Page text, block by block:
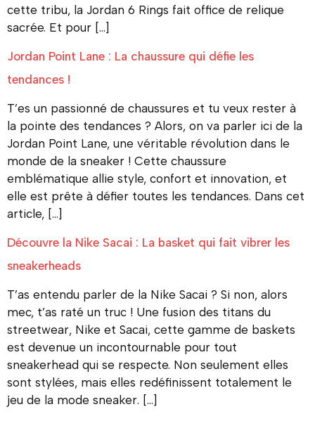
cette tribu, la Jordan 6 Rings fait office de relique
sacrée. Et pour […]
Jordan Point Lane : La chaussure qui défie les
tendances !
T’es un passionné de chaussures et tu veux rester à
la pointe des tendances ? Alors, on va parler ici de la
Jordan Point Lane, une véritable révolution dans le
monde de la sneaker ! Cette chaussure
emblématique allie style, confort et innovation, et
elle est prête à défier toutes les tendances. Dans cet
article, […]
Découvre la Nike Sacai : La basket qui fait vibrer les
sneakerheads
T’as entendu parler de la Nike Sacai ? Si non, alors
mec, t’as raté un truc ! Une fusion des titans du
streetwear, Nike et Sacai, cette gamme de baskets
est devenue un incontournable pour tout
sneakerhead qui se respecte. Non seulement elles
sont stylées, mais elles redéfinissent totalement le
jeu de la mode sneaker. […]